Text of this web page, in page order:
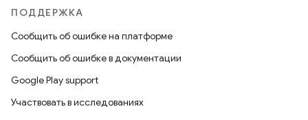
ПОДДЕРЖКА
Сообщить об ошибке на платформе
Сообщить об ошибке в документации
Google Play support
Участвовать в исследованиях